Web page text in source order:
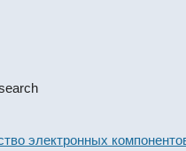
компонентов